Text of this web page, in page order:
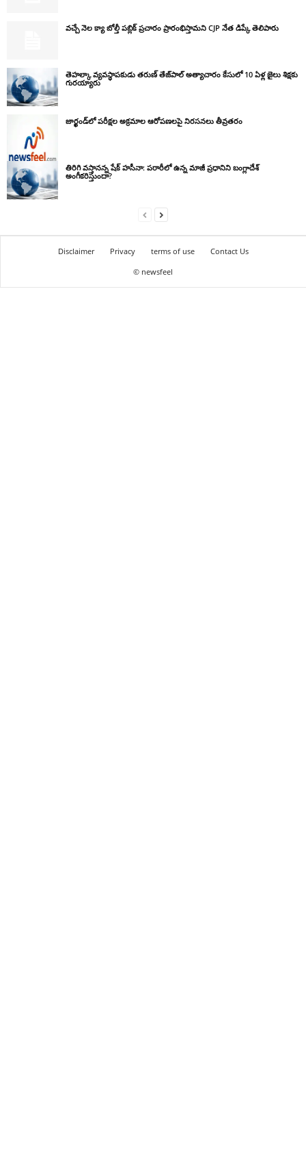
వచ్చే నెల క్యా బోల్తీ పబ్లిక్ ప్రచారం ప్రారంభిస్తామని CJP నేత డిప్కే తెలిపారు
తెహల్కా వ్యవస్థాపకుడు తరుణ్ తేజ్‌పాల్ అత్యాచారం కేసులో 10 ఏళ్ల జైలు శిక్షకు
గురయ్యారు
జార్ఖండ్‌లో పరీక్షల అక్రమాల ఆరోపణలపై నిరసనలు తీవ్రతరం
తిరిగి వస్తానన్న షేక్ హసీనా: పరారీలో ఉన్న మాజీ ప్రధానిని బంగ్లాదేశ్
అంగీకరిస్తుందా?
Disclaimer Privacy terms of use
Contact Us
© newsfeel